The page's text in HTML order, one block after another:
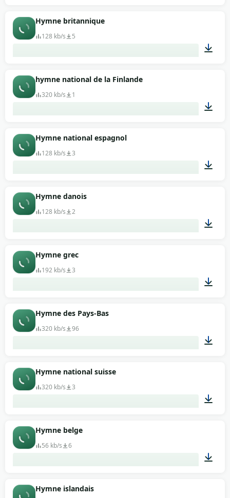
Hymne britannique
128 kb/s 5
hymne national de la Finlande
320 kb/s 1
Hymne national espagnol
128 kb/s 3
Hymne danois
128 kb/s 2
Hymne grec
192 kb/s 3
Hymne des Pays-Bas
320 kb/s 96
Hymne national suisse
320 kb/s 3
Hymne belge
56 kb/s 6
Hymne islandais